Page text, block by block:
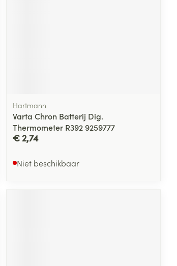
Hartmann
Varta Chron Batterij Dig.
Thermometer R392 9259777
€ 2,74
Niet beschikbaar